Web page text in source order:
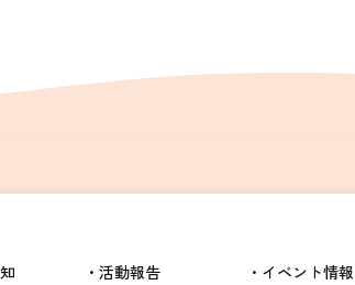
活動報告
イベント情報